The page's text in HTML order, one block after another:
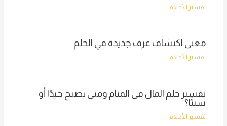
تفسير الأحلام
معنى اكتشاف غرف جديدة في الحلم
تفسير الأحلام
تفسير حلم المال في المنام ومتى يصبح جيدًا أو
سيئًا؟
تفسير الأحلام